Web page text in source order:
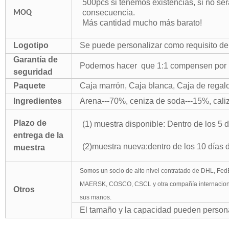
MOQ
500pcs si tenemos existencias, si no
consecuencia.
Más cantidad mucho más barato!
Logotipo
Se puede personalizar como requisito
Garantía de
seguridad
Podemos hacer que 1:1 compensen
Paquete
Caja marrón, Caja blanca, Caja de
Ingredientes
Arena---70%, ceniza de soda---15%,
Plazo de
entrega de la
muestra
(1) muestra disponible: Dentro de los 5
(2)muestra nueva:dentro de los 10 días
Otros
Somos un socio de alto nivel contratado de DHL,
MAERSK, COSCO, CSCL y otra compañía
sus manos.
El tamaño y la capacidad pueden